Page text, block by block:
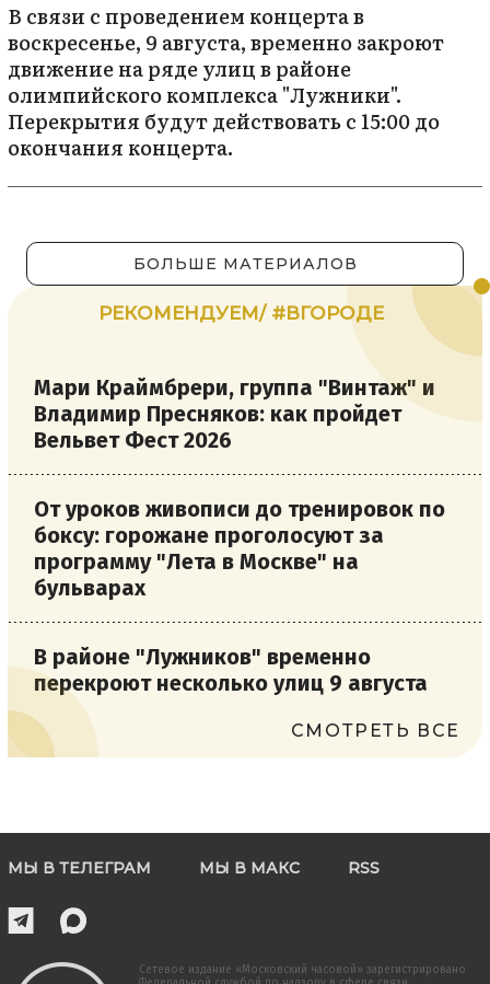
В связи с проведением концерта в
воскресенье, 9 августа, временно закроют
движение на ряде улиц в районе
олимпийского комплекса "Лужники".
Перекрытия будут действовать с 15:00 до
окончания концерта.
БОЛЬШЕ МАТЕРИАЛОВ
РЕКОМЕНДУЕМ/ #ВГОРОДЕ
Мари Краймбрери, группа "Винтаж" и
Владимир Пресняков: как пройдет
Вельвет Фест 2026
От уроков живописи до тренировок по
боксу: горожане проголосуют за
программу "Лета в Москве" на
бульварах
В районе "Лужников" временно
перекроют несколько улиц 9 августа
СМОТРЕТЬ ВСЕ
МЫ В ТЕЛЕГРАМ МЫ В МАКС RSS
Сетевое издание «Московский часовой» зарегистрировано